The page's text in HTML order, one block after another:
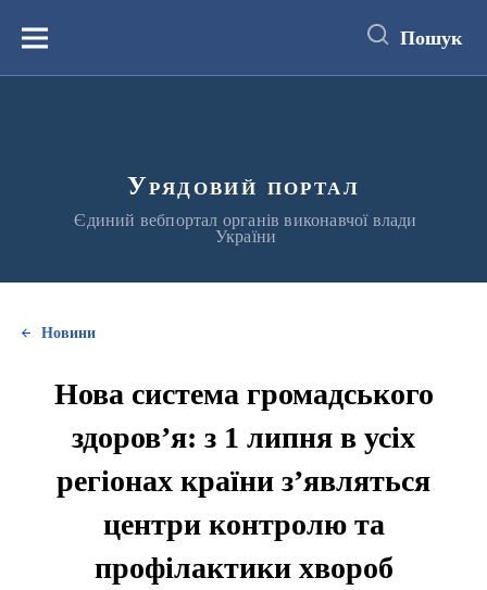
вмістуМеню Пошук
Урядовий портал
Єдиний вебпортал органів виконавчої влади
України
Новини
Нова система громадського
здоров’я: з 1 липня в усіх
регіонах країни з’являться
центри контролю та
профілактики хвороб